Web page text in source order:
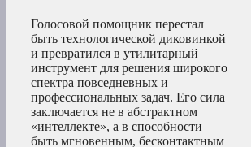
Голосовой помощник перестал
быть технологической диковинкой
и превратился в утилитарный
инструмент для решения широкого
спектра повседневных и
профессиональных задач. Его сила
заключается не в абстрактном
«интеллекте», а в способности
быть мгновенным, бесконтактным